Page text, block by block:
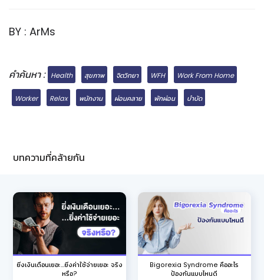
BY : ArMs
คำค้นหา : Health สุขภาพ จิตวิทยา WFH Work From Home
Worker Relax พนักงาน ผ่อนคลาย พักผ่อน บำบัด
บทความที่คล้ายกัน
ยิ่งเงินเดือนเยอะ...ยิ่งค่าใช้จ่ายเยอะ จริง
หรือ?
Bigorexia Syndrome คืออะไร
ป้องกันแบบไหนดี